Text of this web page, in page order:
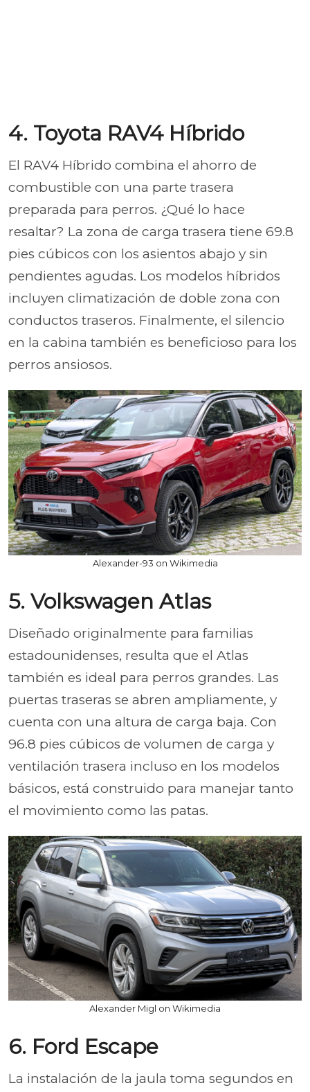
4. Toyota RAV4 Híbrido
El RAV4 Híbrido combina el ahorro de
combustible con una parte trasera
preparada para perros. ¿Qué lo hace
resaltar? La zona de carga trasera tiene 69.8
pies cúbicos con los asientos abajo y sin
pendientes agudas. Los modelos híbridos
incluyen climatización de doble zona con
conductos traseros. Finalmente, el silencio
en la cabina también es beneficioso para los
perros ansiosos.
Alexander-93 on Wikimedia
5. Volkswagen Atlas
Diseñado originalmente para familias
estadounidenses, resulta que el Atlas
también es ideal para perros grandes. Las
puertas traseras se abren ampliamente, y
cuenta con una altura de carga baja. Con
96.8 pies cúbicos de volumen de carga y
ventilación trasera incluso en los modelos
básicos, está construido para manejar tanto
el movimiento como las patas.
Alexander Migl on Wikimedia
6. Ford Escape
La instalación de la jaula toma segundos en